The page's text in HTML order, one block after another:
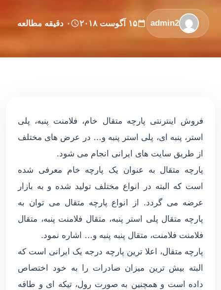
admin2 ۱۵ آگوست ۲۰۱۸ ۰ دقیقه مطالعه
فروش اینترنتی پارچه متقال خام، فلامنت پنبه، پلی
استر، پنبه ای، پلی استر پنبه و… در عرض های مختلف
از طریق سایت های ایرانی انجام می شود.
پارچه متقال به عنوان یک پارچه خام معرفی شده
است که البته در انواع مختلف تولید شده و به بازار
عرضه می گردد. از انواع پارچه متقال می توان به
پارچه متقال پلی استر پنبه، متقال فلامنت پنبه، متقال
فلامنت فلامنت، متقال پنبه پنبه و… اشاره نمود.
پارچه متقال، اعلا ترین پارچه درجه یک ایرانی است که
البته بیش ترین میزان صادرات را به خود اختصاص
داده است و همچنین به صورت رول، تیکه ای و طاقه